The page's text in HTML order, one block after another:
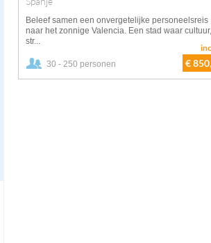
Beleef samen een onvergetelijke personeelsreis
naar het zonnige Valencia. Een stad waar cultuur,
str...
30 - 250 personen €